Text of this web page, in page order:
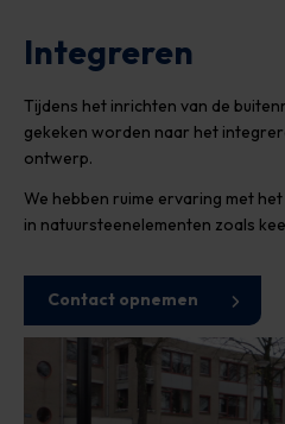
Integreren
Tijdens het inrichten van de
gekeken worden naar het
ontwerp.
We hebben ruime ervaring met
in natuursteenelementen zoals
Contact opnemen